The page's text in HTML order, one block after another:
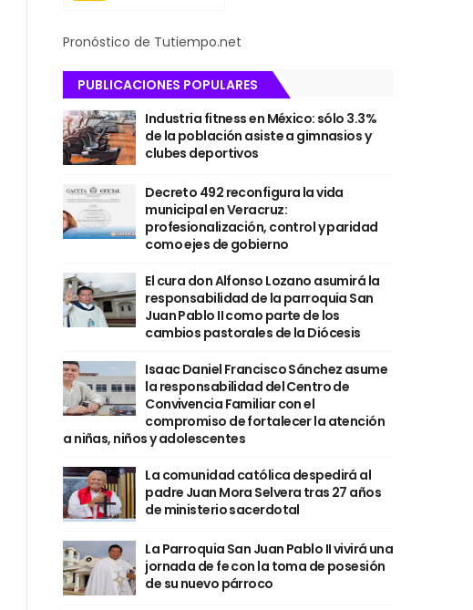
Pronóstico de Tutiempo.net
PUBLICACIONES POPULARES
Industria fitness en México: sólo 3.3%
de la población asiste a gimnasios y
clubes deportivos
Decreto 492 reconfigura la vida
municipal en Veracruz:
profesionalización, control y paridad
como ejes de gobierno
El cura don Alfonso Lozano asumirá la
responsabilidad de la parroquia San
Juan Pablo II como parte de los
cambios pastorales de la Diócesis
Isaac Daniel Francisco Sánchez asume
la responsabilidad del Centro de
Convivencia Familiar con el
compromiso de fortalecer la atención
a niñas, niños y adolescentes
La comunidad católica despedirá al
padre Juan Mora Selvera tras 27 años
de ministerio sacerdotal
La Parroquia San Juan Pablo II vivirá una
jornada de fe con la toma de posesión
de su nuevo párroco